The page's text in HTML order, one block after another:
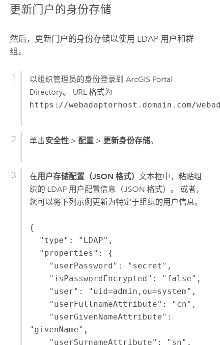
更新门户的身份存储
然后，更新门户的身份存储以使用 LDAP 用户和群
组。
以组织管理员的身份登录到 ArcGIS Portal
Directory。 URL 格式为
https://webadaptorhost.domain.com/
单击安全性> 配置> 更新身份存储。
在用户存储配置（JSON 格式） 文本框中，粘贴组
织的 LDAP 用户配置信息（JSON 格式）。 或者，
您可以将下列示例更新为特定于组织的用户信息。
{
"givenName",